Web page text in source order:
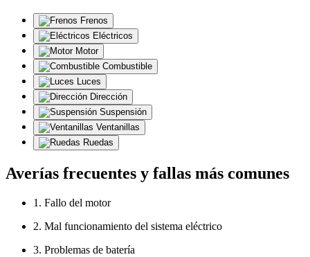
Frenos
Eléctricos
Motor
Combustible
Luces
Dirección
Suspensión
Ventanillas
Ruedas
Averías frecuentes y fallas más comunes
1. Fallo del motor
2. Mal funcionamiento del sistema eléctrico
3. Problemas de batería